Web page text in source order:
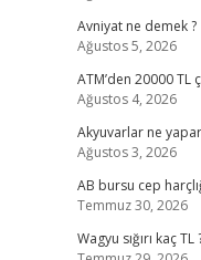
Avniyat ne demek ?
Ağustos 5, 2026
ATM’den 20000 TL
Ağustos 4, 2026
Akyuvarlar ne
Ağustos 3, 2026
AB bursu cep
Temmuz 30, 2026
Wagyu sığırı kaç TL